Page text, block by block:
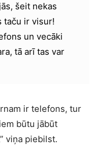
šeit nekas
taču ir visur!
un vecāki
tā arī tas var
ir telefons, tur
būtu jābūt
viņa piebilst.